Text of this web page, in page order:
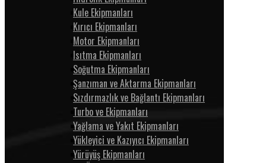
Kule Ekipmanları
Kırıcı Ekipmanları
Motor Ekipmanları
Isıtma Ekipmanları
Soğutma Ekipmanları
Şanzıman ve Aktarma Ekipmanları
Sızdırmazlık ve Bağlantı Ekipmanları
Turbo ve Ekipmanları
Yağlama ve Yakıt Ekipmanları
Yükleyici ve Kazıyıcı Ekipmanları
Yürüyüş Ekipmanları